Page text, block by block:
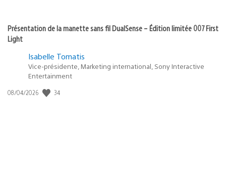
Présentation de la manette sans fil DualSense – Édition limitée 007 First
Light
Isabelle Tomatis
Vice-présidente, Marketing international, Sony Interactive
Entertainment
Date
08/04/2026 34